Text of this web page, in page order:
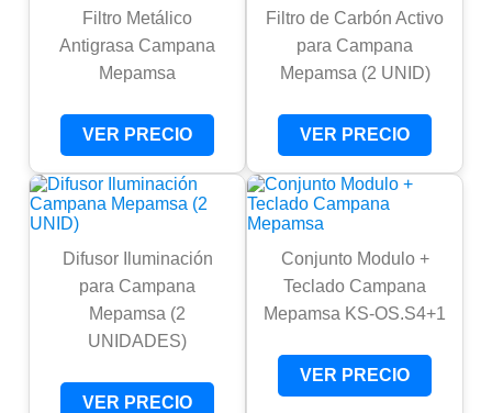
Filtro Metálico
Antigrasa Campana
Mepamsa
VER PRECIO
Filtro de Carbón Activo
para Campana
Mepamsa (2 UNID)
VER PRECIO
Difusor Iluminación
para Campana
Mepamsa (2
UNIDADES)
VER PRECIO
Conjunto Modulo +
Teclado Campana
Mepamsa KS-OS.S4+1
VER PRECIO